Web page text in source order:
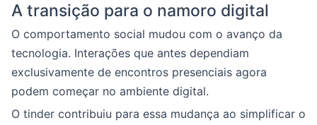
A transição para o namoro digital
O comportamento social mudou com o avanço da
tecnologia. Interações que antes dependiam
exclusivamente de encontros presenciais agora
podem começar no ambiente digital.
O tinder contribuiu para essa mudança ao simplificar o